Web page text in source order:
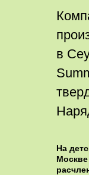
в
На